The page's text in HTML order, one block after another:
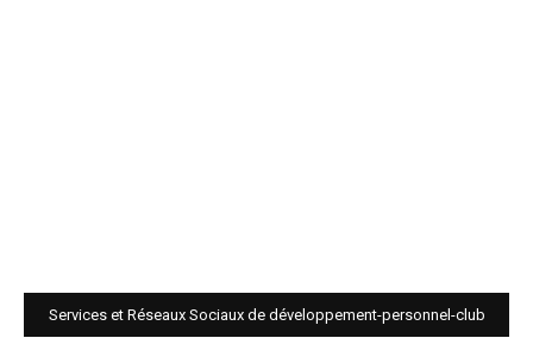
Services et Réseaux Sociaux de développement-personnel-club